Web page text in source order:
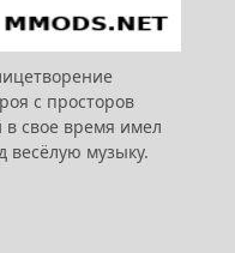
с просторов
в свое время имел
весёлую музыку.